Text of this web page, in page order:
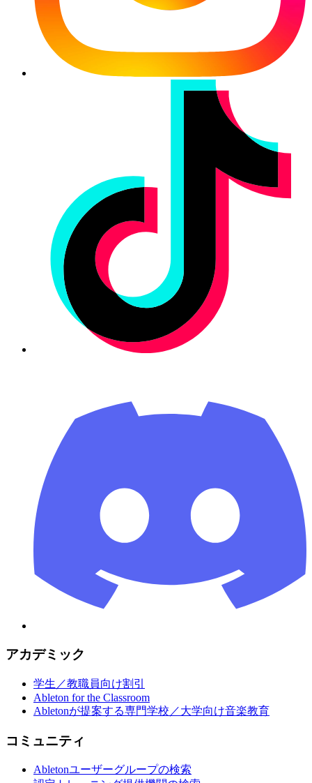
アカデミック
学生／教職員向け割引
Ableton for the Classroom
Abletonが提案する専門学校／大学向け音楽教育
コミュニティ
Abletonユーザーグループの検索